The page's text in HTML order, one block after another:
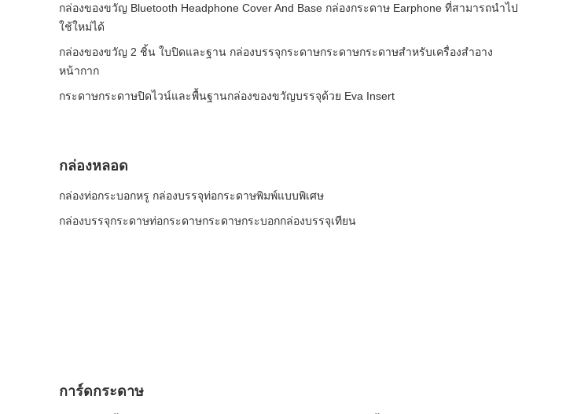
กล่องของขวัญ Bluetooth Headphone Cover And Base กล่องกระดาษ Earphone ที่สามารถนําไป
ใช้ใหม่ได้
กล่องของขวัญ 2 ชิ้น ใบปิดและฐาน กล่องบรรจุกระดาษกระดาษกระดาษสําหรับเครื่องสําอาง
หน้ากาก
กระดาษกระดาษปิดไวน์และพื้นฐานกล่องของขวัญบรรจุด้วย Eva Insert
กล่องหลอด
กล่องท่อกระบอกหรู กล่องบรรจุท่อกระดาษพิมพ์แบบพิเศษ
กล่องบรรจุกระดาษท่อกระดาษกระดาษกระบอกกล่องบรรจุเทียน
การ์ดกระดาษ